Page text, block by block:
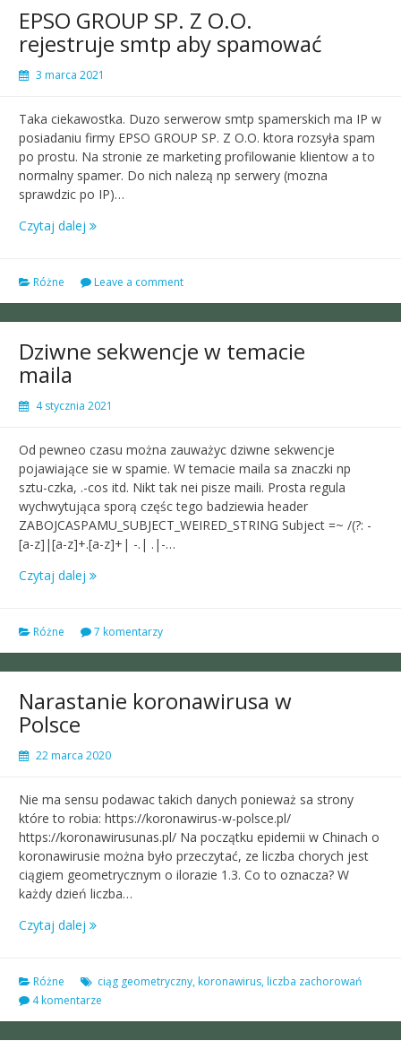
EPSO GROUP SP. Z O.O.
rejestruje smtp aby spamować
3 marca 2021
Taka ciekawostka. Duzo serwerow smtp spamerskich ma IP w
posiadaniu firmy EPSO GROUP SP. Z O.O. ktora rozsyła spam
po prostu. Na stronie ze marketing profilowanie klientow a to
normalny spamer. Do nich nalezą np serwery (mozna
sprawdzic po IP)…
Czytaj dalej
Różne Leave a comment
Dziwne sekwencje w temacie
maila
4 stycznia 2021
Od pewneo czasu można zauważyc dziwne sekwencje
pojawiające sie w spamie. W temacie maila sa znaczki np
sztu-czka, .-cos itd. Nikt tak nei pisze maili. Prosta regula
wychwytująca sporą częśc tego badziewia header
ZABOJCASPAMU_SUBJECT_WEIRED_STRING Subject =~ /(?: -
[a-z]|[a-z]+.[a-z]+| -.| .|-…
Czytaj dalej
Różne 7 komentarzy
Narastanie koronawirusa w
Polsce
22 marca 2020
Nie ma sensu podawac takich danych ponieważ sa strony
które to robia: https://koronawirus-w-polsce.pl/
https://koronawirusunas.pl/ Na początku epidemii w Chinach o
koronawirusie można było przeczytać, ze liczba chorych jest
ciągiem geometrycznym o ilorazie 1.3. Co to oznacza? W
każdy dzień liczba…
Czytaj dalej
Różne ciąg geometryczny, koronawirus, liczba zachorowań
4 komentarze